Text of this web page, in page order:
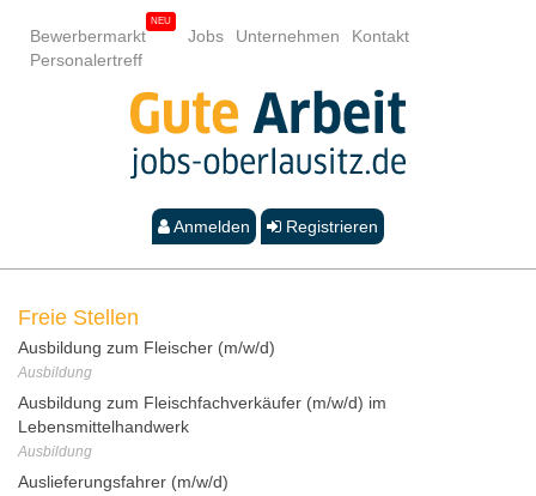
Bewerbermarkt Jobs Unternehmen
Kontakt
Personalertreff
Anmelden Registrieren
Freie Stellen
Ausbildung zum Fleischer (m/w/d)
Ausbildung
Ausbildung zum Fleischfachverkäufer (m/w/d) im
Lebensmittelhandwerk
Ausbildung
Auslieferungsfahrer (m/w/d)